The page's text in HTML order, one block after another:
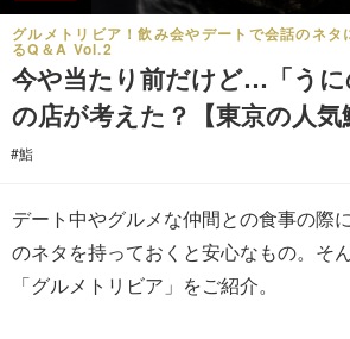
グルメトリビア！飲み会やデートで会話のネタ
るQ＆A Vol.2
今や当たり前だけど…「う
の店が考えた？【東京の人気
#鮨
デート中やグルメな仲間との食事の際
のネタを持っておくと安心なもの。そ
「グルメトリビア」をご紹介。